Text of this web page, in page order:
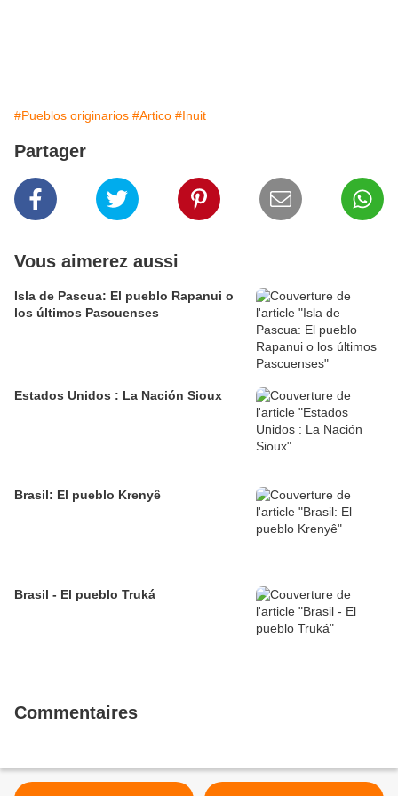
#Pueblos originarios #Artico #Inuit
Partager
Vous aimerez aussi
Isla de Pascua: El pueblo Rapanui o
los últimos Pascuenses
Estados Unidos : La Nación Sioux
Brasil: El pueblo Krenyê
Brasil - El pueblo Truká
Commentaires